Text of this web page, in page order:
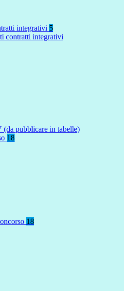
integrativi 5
contratti integrativi
(da pubblicare in tabelle)
18
18